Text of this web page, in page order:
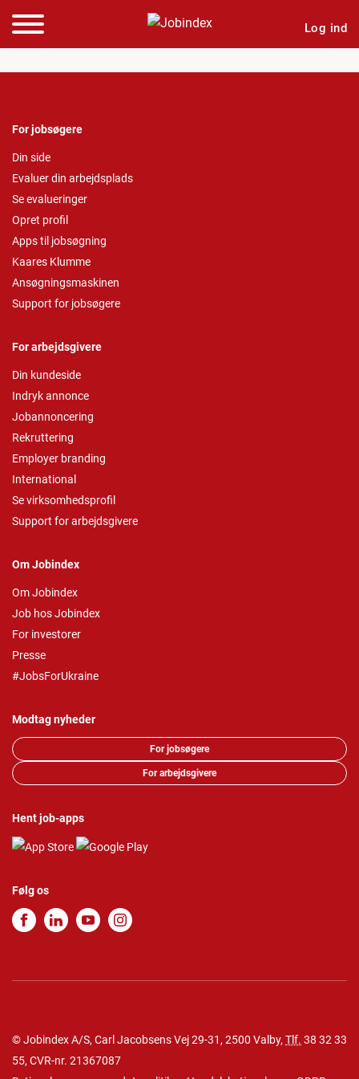
Log ind
For jobsøgere
Din side
Evaluer din arbejdsplads
Se evalueringer
Opret profil
Apps til jobsøgning
Kaares Klumme
Ansøgningsmaskinen
Support for jobsøgere
For arbejdsgivere
Din kundeside
Indryk annonce
Jobannoncering
Rekruttering
Employer branding
International
Se virksomhedsprofil
Support for arbejdsgivere
Om Jobindex
Om Jobindex
Job hos Jobindex
For investorer
Presse
#JobsForUkraine
Modtag nyheder
For jobsøgere
For arbejdsgivere
Hent job-apps
Følg os
© Jobindex A/S, Carl Jacobsens Vej 29-31, 2500 Valby, Tlf. 38 32 33
55, CVR-nr. 21367087